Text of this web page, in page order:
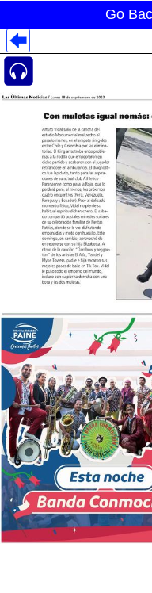
Go
Despliegues
Despliegues Totales
Despliegues por